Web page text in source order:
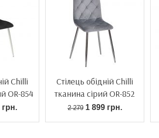
Chilli
OR-854
Стілець обідній Chilli
тканина сірий OR-852
2 2791 899 грн.